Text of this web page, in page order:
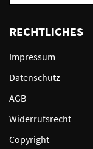
RECHTLICHES
Impressum
Datenschutz
AGB
Widerrufsrecht
Copyright